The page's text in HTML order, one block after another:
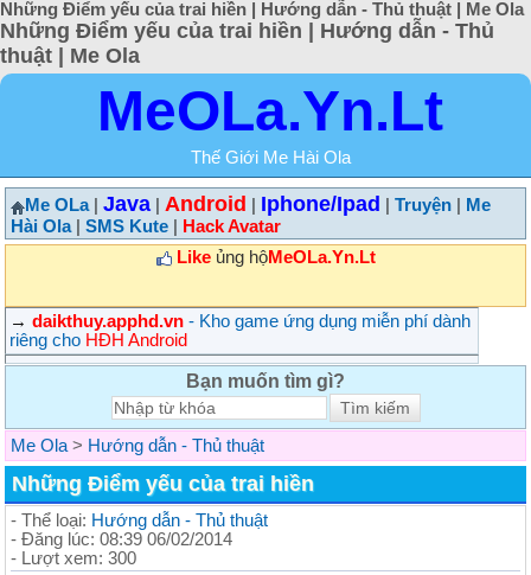
Những Điểm yếu của trai hiền | Hướng dẫn - Thủ thuật | Me Ola
Những Điểm yếu của trai hiền | Hướng dẫn - Thủ
thuật | Me Ola
MeOLa.Yn.Lt
Thế Giới Me Hài Ola
Me OLa| Java Android Iphone/Ipad Truyện
Me
Hài Ola| SMS Kute
Hack Avatar
Likeủng hộMeOLa.Yn.Lt
→ daikthuy.apphd.vn - Kho game ứng dụng miễn phí dành
riêng cho HĐH Android
Bạn muốn tìm gì?
Me Ola > Hướng dẫn - Thủ thuật
Những Điểm yếu của trai hiền
- Thể loại: Hướng dẫn - Thủ thuật
- Đăng lúc: 08:39 06/02/2014
- Lượt xem: 300